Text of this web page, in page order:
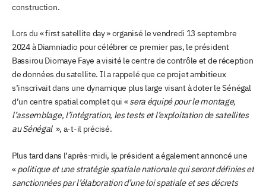
construction.
Lors du « first satellite day » organisé le vendredi 13 septembre
2024 à Diamniadio pour célébrer ce premier pas, le président
Bassirou Diomaye Faye a visité le centre de contrôle et de réception
de données du satellite. Il a rappelé que ce projet ambitieux
s’inscrivait dans une dynamique plus large visant à doter le Sénégal
d’un centre spatial complet qui «sera équipé pour le montage,
l’assemblage, l’intégration, les tests et l’exploitation de satellites
au Sénégal », a-t-il précisé.
Plus tard dans l’après-midi, le président a également annoncé une
«politique et une stratégie spatiale nationale qui seront définies et
sanctionnées par l’élaboration d’une loi spatiale et ses décrets